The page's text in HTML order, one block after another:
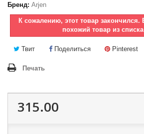
Бренд: Arjen
К сожалению, этот товар
похожий товар из
Твит Поделиться Pinterest
Печать
315.00